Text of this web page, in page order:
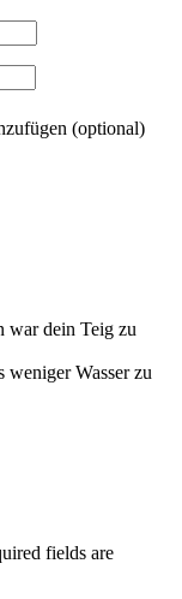
(optional)
war dein Teig zu
weniger Wasser zu
fields are